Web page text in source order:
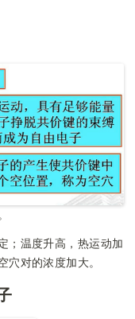
；温度升高，热运动加
穴对的浓度加大。